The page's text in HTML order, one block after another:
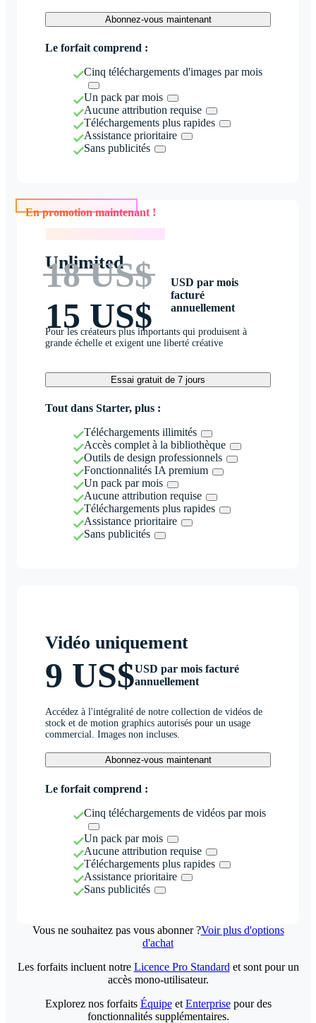
Abonnez-vous maintenant
Le forfait comprend :
Cinq téléchargements d'images par mois
Un pack par mois
Aucune attribution requise
Téléchargements plus rapides
Assistance prioritaire
Sans publicités
En promotion maintenant !
Unlimited
18 US$
15 US$
USD par mois
facturé
annuellement
Pour les créateurs plus importants qui produisent à
grande échelle et exigent une liberté créative
Essai gratuit de 7 jours
Tout dans Starter, plus :
Téléchargements illimités
Accès complet à la bibliothèque
Outils de design professionnels
Fonctionnalités IA premium
Un pack par mois
Aucune attribution requise
Téléchargements plus rapides
Assistance prioritaire
Sans publicités
Vidéo uniquement
9 US$USD par mois facturé
annuellement
Accédez à l'intégralité de notre collection de vidéos de
stock et de motion graphics autorisés pour un usage
commercial. Images non incluses.
Abonnez-vous maintenant
Le forfait comprend :
Cinq téléchargements de vidéos par mois
Un pack par mois
Aucune attribution requise
Téléchargements plus rapides
Assistance prioritaire
Sans publicités
Vous ne souhaitez pas vous abonner ?Voir plus d'options
d'achat
Les forfaits incluent notre Licence Pro Standard et sont pour un
accès mono-utilisateur.
Explorez nos forfaits Équipeet Enterprisepour des
fonctionnalités supplémentaires.